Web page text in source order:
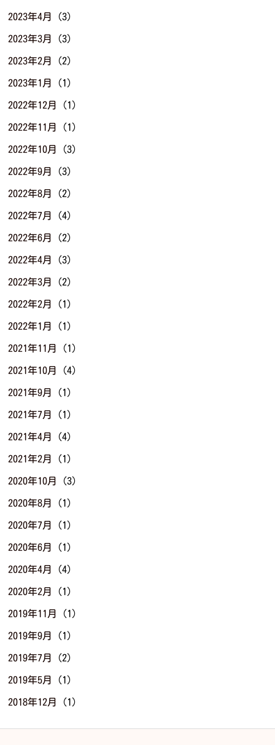
2023年4月 (3)
2023年3月 (3)
2023年2月 (2)
2023年1月 (1)
2022年12月 (1)
2022年11月 (1)
2022年10月 (3)
2022年9月 (3)
2022年8月 (2)
2022年7月 (4)
2022年6月 (2)
2022年4月 (3)
2022年3月 (2)
2022年2月 (1)
2022年1月 (1)
2021年11月 (1)
2021年10月 (4)
2021年9月 (1)
2021年7月 (1)
2021年4月 (4)
2021年2月 (1)
2020年10月 (3)
2020年8月 (1)
2020年7月 (1)
2020年6月 (1)
2020年4月 (4)
2020年2月 (1)
2019年11月 (1)
2019年9月 (1)
2019年7月 (2)
2019年5月 (1)
2018年12月 (1)